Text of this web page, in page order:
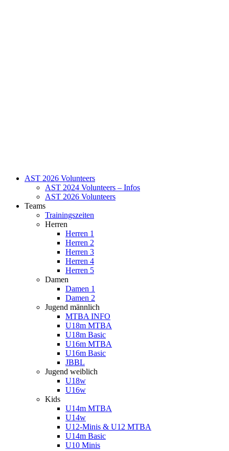
AST 2026 Volunteers
AST 2024 Volunteers – Infos
AST 2026 Volunteers
Teams
Trainingszeiten
Herren
Herren 1
Herren 2
Herren 3
Herren 4
Herren 5
Damen
Damen 1
Damen 2
Jugend männlich
MTBA INFO
U18m MTBA
U18m Basic
U16m MTBA
U16m Basic
JBBL
Jugend weiblich
U18w
U16w
Kids
U14m MTBA
U14w
U12-Minis & U12 MTBA
U14m Basic
U10 Minis